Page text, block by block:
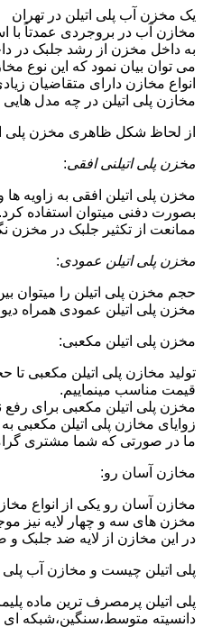
یک مخزن آب پلی اتیلن در تهران
مخازن آب در بروجردی عمدتاً با
به داخل مخزن از رشد جلبک در
می توان بیان نمود که این نوع
انواع مخازن دارای متقاضیان
مخازن پلی اتیلن در چه مدل
از لحاظ شکل ظاهری مخزن پلی
مخزن پلی اتیلنی افقی:
مخزن پلی اتیلن افقی به زاویه
بصورت دفنی میتوان استفاده
ممانعت از تکثیر جلبک در مخزن
مخزن پلی اتیلن عمودی:
حجم مخزن پلی اتیلن را میتوان بین 5 تا 126 مترمکعب (5 هزار لیتر تا 126 هزار لیتر) در نظر گرفت.در انواع تک لایه،دولایه و سه لایه که قابل تولید می
مخزن پلی اتیلن عمودی همراه
مخزن پلی اتیلن مکعبی:
قیمت مناسب مینماییم.
مخزن پلی اتیلن مکعبی برای
زوایای مخازن پلی اتیلن مکعبی
ما در صورتی که شما مشتری
مخازن آسان رو:
مخازن آسان رو یکی از انواع
مخزن های سه و چهار لایه نیز
در این مخازن از لایه ضد جلبک
پلی اتیلن چیست و مخازن آب پلی
دانسیته متوسط،سنگین،شبکه ای